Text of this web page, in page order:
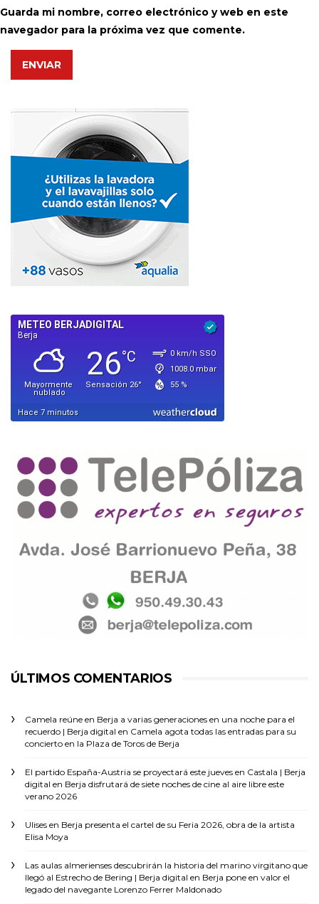
Guarda mi nombre, correo electrónico y web en este
navegador para la próxima vez que comente.
ENVIAR
ÚLTIMOS COMENTARIOS
Camela reúne en Berja a varias generaciones en una noche para el
recuerdo | Berja digital en Camela agota todas las entradas para su
concierto en la Plaza de Toros de Berja
El partido España-Austria se proyectará este jueves en Castala | Berja
digital en Berja disfrutará de siete noches de cine al aire libre este
verano 2026
Ulises en Berja presenta el cartel de su Feria 2026, obra de la artista
Elisa Moya
Las aulas almerienses descubrirán la historia del marino virgitano que
llegó al Estrecho de Bering | Berja digital en Berja pone en valor el
legado del navegante Lorenzo Ferrer Maldonado